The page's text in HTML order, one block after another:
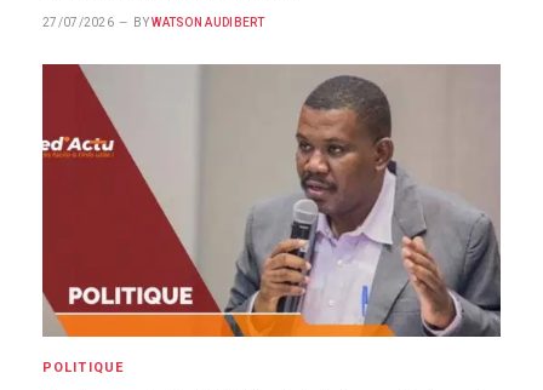
27/07/2026 BY WATSON AUDIBERT
POLITIQUE